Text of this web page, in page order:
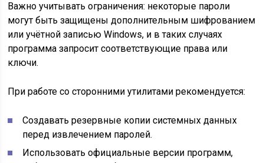
Важно учитывать ограничения: некоторые пароли
могут быть защищены дополнительным шифрованием
или учётной записью Windows, и в таких случаях
программа запросит соответствующие права или
ключи.
При работе со сторонними утилитами рекомендуется:
Создавать резервные копии системных данных
перед извлечением паролей.
Использовать официальные версии программ,